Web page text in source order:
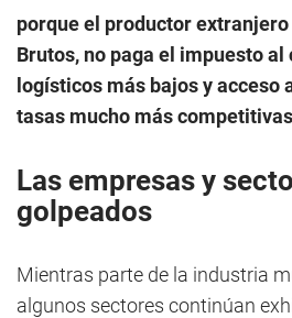
porque el productor
Brutos, no paga el impuesto
logísticos más bajos y acceso
tasas mucho más
Las empresas y
golpeados
Mientras parte de la industria
algunos sectores continúan